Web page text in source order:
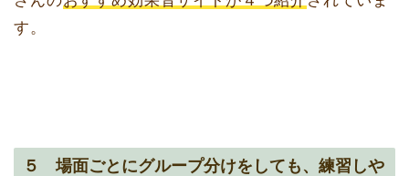
す。
５ 場面ごとにグループ分けをしても、練習しや